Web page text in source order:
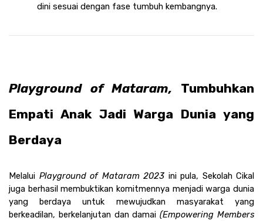
dini sesuai dengan fase tumbuh kembangnya.
Playground of Mataram, Tumbuhkan
Empati Anak Jadi Warga Dunia yang
Berdaya
Melalui Playground of Mataram 2023 ini pula, Sekolah Cikal
juga berhasil membuktikan komitmennya menjadi warga dunia
yang berdaya untuk mewujudkan masyarakat yang
berkeadilan, berkelanjutan dan damai (Empowering Members